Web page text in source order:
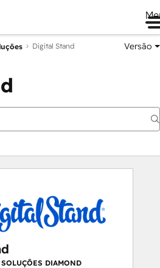
Digital Stand Versão
SOLUÇÕES DIAMOND